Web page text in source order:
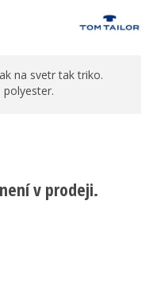
na svetr tak triko.
polyester.
v prodeji.